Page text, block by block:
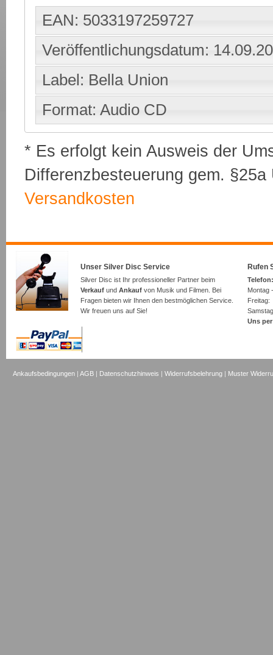
EAN: 5033197259727
Veröffentlichungsdatum:
Label: Bella Union
Format: Audio CD
* Es erfolgt kein Ausweis der
Differenzbesteuerung gem.
Versandkosten
Unser Silver Disc Service
Silver Disc ist Ihr professioneller Partner beim
Verkauf und Ankauf von Musik und Filmen. Bei
Fragen bieten wir Ihnen den bestmöglichen Service.
Wir freuen uns auf Sie!
Rufen
Montag
Uns
Ankaufsbedingungen |AGB | Datenschutzhinweis |Widerrufsbelehrung | Muster